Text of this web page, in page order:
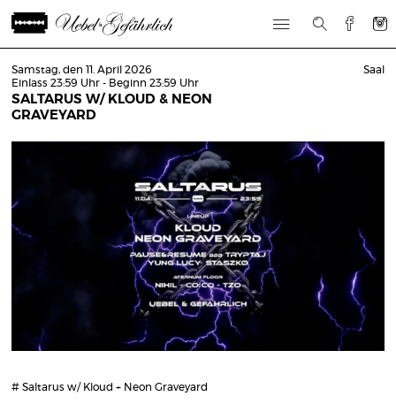
Samstag, den 11. April 2026
Einlass 23:59 Uhr - Beginn 23:59 Uhr
SALTARUS W/ KLOUD & NEON
GRAVEYARD
Saal
# Saltarus w/ Kloud + Neon Graveyard